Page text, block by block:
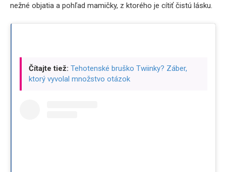
nežné objatia a pohľad mamičky, z ktorého je cítiť čistú lásku.
Čítajte tiež: Tehotenské bruško Twiinky? Záber,
ktorý vyvolal množstvo otázok